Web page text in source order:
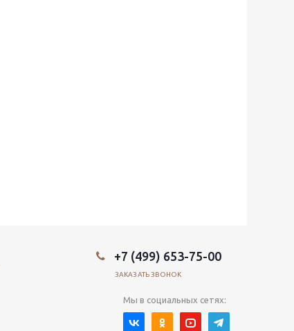
+7 (499) 653-75-00
ЗАКАЗАТЬ ЗВОНОК
Мы в социальных сетях: